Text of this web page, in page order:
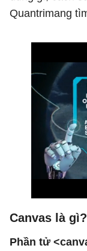
Quantrimang
Canvas là gì?
Phần tử